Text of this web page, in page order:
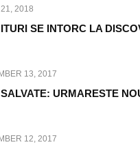
2018
SE INTORC LA
13, 2017
URMARESTE
12, 2017